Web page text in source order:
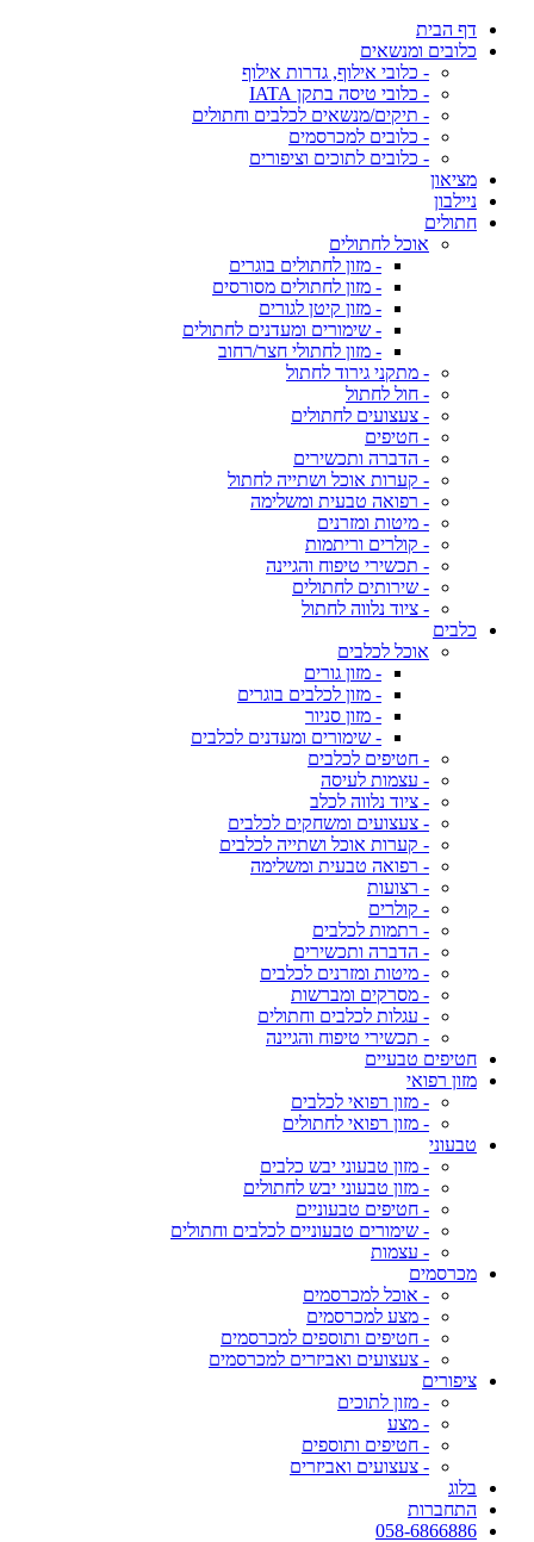
דף הבית
כלובים ומנשאים
- כלובי אילוף, גדרות אילוף
- כלובי טיסה בתקן IATA
- תיקים/מנשאים לכלבים וחתולים
- כלובים למכרסמים
- כלובים לתוכים וציפורים
מציאון
ניילבון
חתולים
אוכל לחתולים
- מזון לחתולים בוגרים
- מזון לחתולים מסורסים
- מזון קיטן לגורים
- שימורים ומעדנים לחתולים
- מזון לחתולי חצר/רחוב
- מתקני גירוד לחתול
- חול לחתול
- צעצועים לחתולים
- חטיפים
- הדברה ותכשירים
- קערות אוכל ושתייה לחתול
- רפואה טבעית ומשלימה
- מיטות ומזרנים
- קולרים וריתמות
- תכשירי טיפוח והגיינה
- שירותים לחתולים
- ציוד נלווה לחתול
כלבים
אוכל לכלבים
- מזון גורים
- מזון לכלבים בוגרים
- מזון סניור
- שימורים ומעדנים לכלבים
- חטיפים לכלבים
- עצמות לעיסה
- ציוד נלווה לכלב
- צעצועים ומשחקים לכלבים
- קערות אוכל ושתייה לכלבים
- רפואה טבעית ומשלימה
- רצועות
- קולרים
- רתמות לכלבים
- הדברה ותכשירים
- מיטות ומזרנים לכלבים
- מסרקים ומברשות
- עגלות לכלבים וחתולים
- תכשירי טיפוח והגיינה
חטיפים טבעיים
מזון רפואי
- מזון רפואי לכלבים
- מזון רפואי לחתולים
טבעוני
- מזון טבעוני יבש כלבים
- מזון טבעוני יבש לחתולים
- חטיפים טבעוניים
- שימורים טבעוניים לכלבים וחתולים
- עצמות
מכרסמים
- אוכל למכרסמים
- מצע למכרסמים
- חטיפים ותוספים למכרסמים
- צעצועים ואביזרים למכרסמים
ציפורים
- מזון לתוכים
- מצע
- חטיפים ותוספים
- צעצועים ואביזרים
בלוג
התחברות
058-6866886